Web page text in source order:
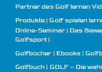
Partner des Golf lernen
Produkte
Golf spielen
Online-Seminar | Das
Golfsport
Golfbücher | Ebooks |
Golfbuch | GOLF – Die